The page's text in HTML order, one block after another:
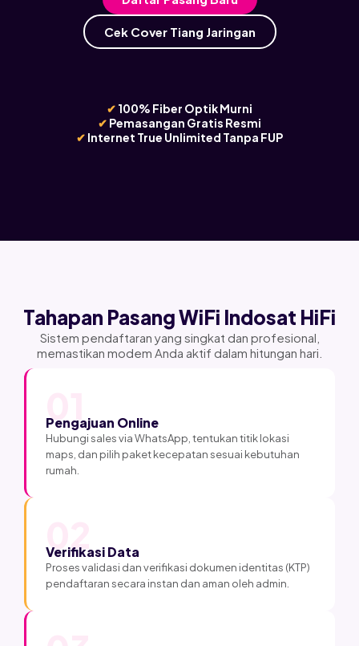
Cek Cover Tiang Jaringan
✔ 100% Fiber Optik Murni
✔ Pemasangan Gratis Resmi
✔ Internet True Unlimited Tanpa FUP
Tahapan Pasang WiFi Indosat HiFi
Sistem pendaftaran yang singkat dan profesional,
memastikan modem Anda aktif dalam hitungan hari.
01
Pengajuan Online
Hubungi sales via WhatsApp, tentukan titik lokasi
maps, dan pilih paket kecepatan sesuai kebutuhan
rumah.
02
Verifikasi Data
Proses validasi dan verifikasi dokumen identitas (KTP)
pendaftaran secara instan dan aman oleh admin.